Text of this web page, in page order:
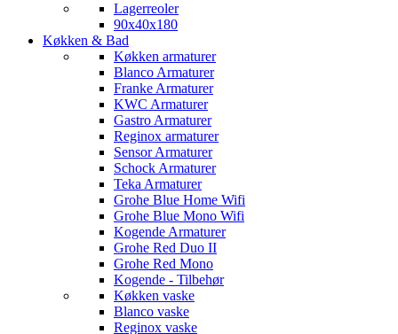
Lagerreoler
90x40x180
Køkken & Bad
Køkken armaturer
Blanco Armaturer
Franke Armaturer
KWC Armaturer
Gastro Armaturer
Reginox armaturer
Sensor Armaturer
Schock Armaturer
Teka Armaturer
Grohe Blue Home Wifi
Grohe Blue Mono Wifi
Kogende Armaturer
Grohe Red Duo II
Grohe Red Mono
Kogende - Tilbehør
Køkken vaske
Blanco vaske
Reginox vaske